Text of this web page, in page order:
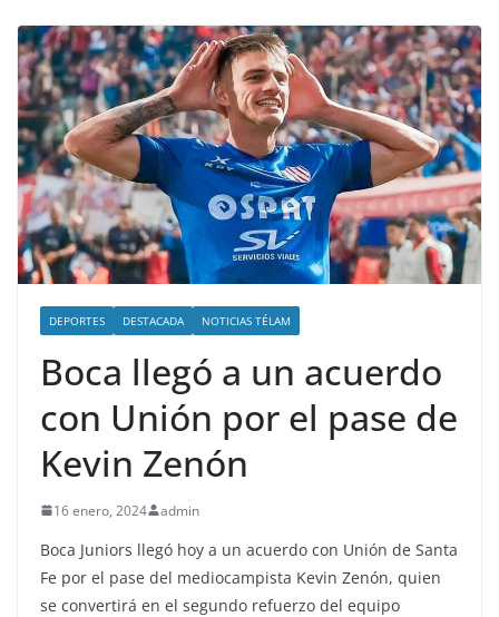
DEPORTES DESTACADA NOTICIAS TÉLAM
Boca llegó a un acuerdo
con Unión por el pase de
Kevin Zenón
16 enero, 2024 admin
Boca Juniors llegó hoy a un acuerdo con Unión de Santa
Fe por el pase del mediocampista Kevin Zenón, quien
se convertirá en el segundo refuerzo del equipo